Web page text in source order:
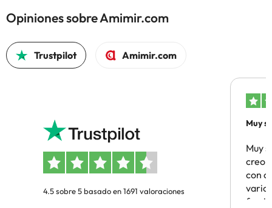
Opiniones sobre Amimir.com
Trustpilot Amimir.com
4.5 sobre 5 basado en 1691 valoraciones
Muy
Muy
creo
con